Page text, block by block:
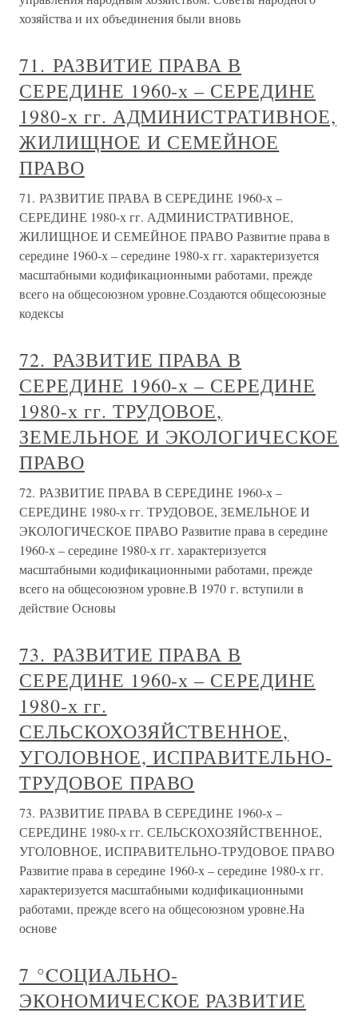
хозяйства и их объединения были вновь
71. РАЗВИТИЕ ПРАВА В
СЕРЕДИНЕ 1960-х – СЕРЕДИНЕ
1980-х гг. АДМИНИСТРАТИВНОЕ,
ЖИЛИЩНОЕ И СЕМЕЙНОЕ
ПРАВО
71. РАЗВИТИЕ ПРАВА В СЕРЕДИНЕ 1960-х –
СЕРЕДИНЕ 1980-х гг. АДМИНИСТРАТИВНОЕ,
ЖИЛИЩНОЕ И СЕМЕЙНОЕ ПРАВО Развитие права в
середине 1960-х – середине 1980-х гг. характеризуется
масштабными кодификационными работами, прежде
всего на общесоюзном уровне.Создаются общесоюзные
кодексы
72. РАЗВИТИЕ ПРАВА В
СЕРЕДИНЕ 1960-х – СЕРЕДИНЕ
1980-х гг. ТРУДОВОЕ,
ЗЕМЕЛЬНОЕ И ЭКОЛОГИЧЕСКОЕ
ПРАВО
72. РАЗВИТИЕ ПРАВА В СЕРЕДИНЕ 1960-х –
СЕРЕДИНЕ 1980-х гг. ТРУДОВОЕ, ЗЕМЕЛЬНОЕ И
ЭКОЛОГИЧЕСКОЕ ПРАВО Развитие права в середине
1960-х – середине 1980-х гг. характеризуется
масштабными кодификационными работами, прежде
всего на общесоюзном уровне.В 1970 г. вступили в
действие Основы
73. РАЗВИТИЕ ПРАВА В
СЕРЕДИНЕ 1960-х – СЕРЕДИНЕ
1980-х гг.
СЕЛЬСКОХОЗЯЙСТВЕННОЕ,
УГОЛОВНОЕ, ИСПРАВИТЕЛЬНО-
ТРУДОВОЕ ПРАВО
73. РАЗВИТИЕ ПРАВА В СЕРЕДИНЕ 1960-х –
СЕРЕДИНЕ 1980-х гг. СЕЛЬСКОХОЗЯЙСТВЕННОЕ,
УГОЛОВНОЕ, ИСПРАВИТЕЛЬНО-ТРУДОВОЕ ПРАВО
Развитие права в середине 1960-х – середине 1980-х гг.
характеризуется масштабными кодификационными
работами, прежде всего на общесоюзном уровне.На
основе
7 °CОЦИАЛЬНО-
ЭКОНОМИЧЕСКОЕ РАЗВИТИЕ